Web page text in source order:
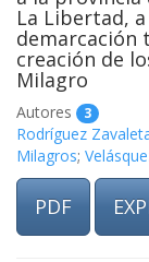
La Libertad,
demarcación
creación de
Milagro
Autores 3
Rodríguez
Milagros;
PDF